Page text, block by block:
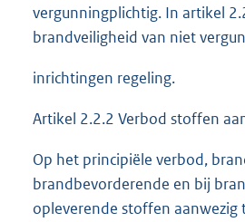
vergunningplichtig. In artikel
brandveiligheid van niet
inrichtingen regeling.
Artikel 2.2.2 Verbod stoffen
Op het principiële verbod,
brandbevorderende en bij
opleverende stoffen aanwezig